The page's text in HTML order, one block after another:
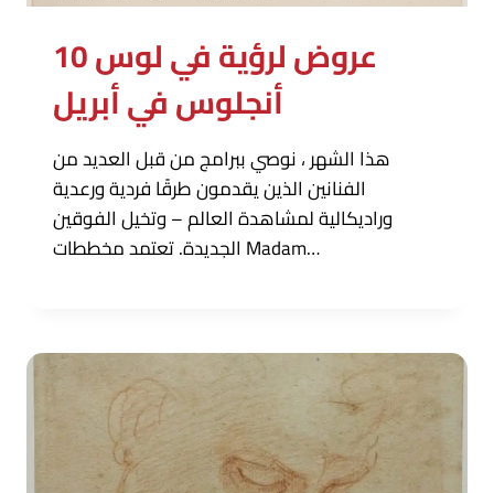
10 عروض لرؤية في لوس
أنجلوس في أبريل
هذا الشهر ، نوصي ببرامج من قبل العديد من
الفنانين الذين يقدمون طرقًا فردية ورعدية
وراديكالية لمشاهدة العالم – وتخيل الفوقين
الجديدة. تعتمد مخططات Madam…